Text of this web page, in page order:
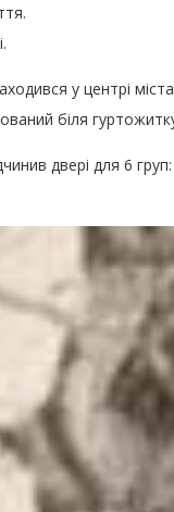
у центрі
біля
двері для 6